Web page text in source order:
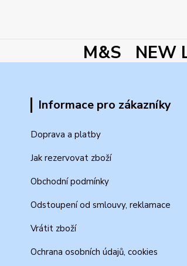
M&S NEW
Informace pro zákazníky
Doprava a platby
Jak rezervovat zboží
Obchodní podmínky
Odstoupení od smlouvy, reklamace
Vrátit zboží
Ochrana osobních údajů, cookies